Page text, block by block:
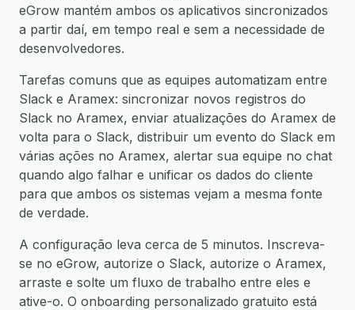
eGrow mantém ambos os aplicativos sincronizados
a partir daí, em tempo real e sem a necessidade de
desenvolvedores.
Tarefas comuns que as equipes automatizam entre
Slack e Aramex: sincronizar novos registros do
Slack no Aramex, enviar atualizações do Aramex de
volta para o Slack, distribuir um evento do Slack em
várias ações no Aramex, alertar sua equipe no chat
quando algo falhar e unificar os dados do cliente
para que ambos os sistemas vejam a mesma fonte
de verdade.
A configuração leva cerca de 5 minutos. Inscreva-
se no eGrow, autorize o Slack, autorize o Aramex,
arraste e solte um fluxo de trabalho entre eles e
ative-o. O onboarding personalizado gratuito está